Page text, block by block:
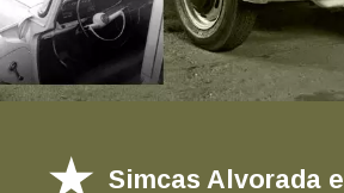
Simcas Alvorada e